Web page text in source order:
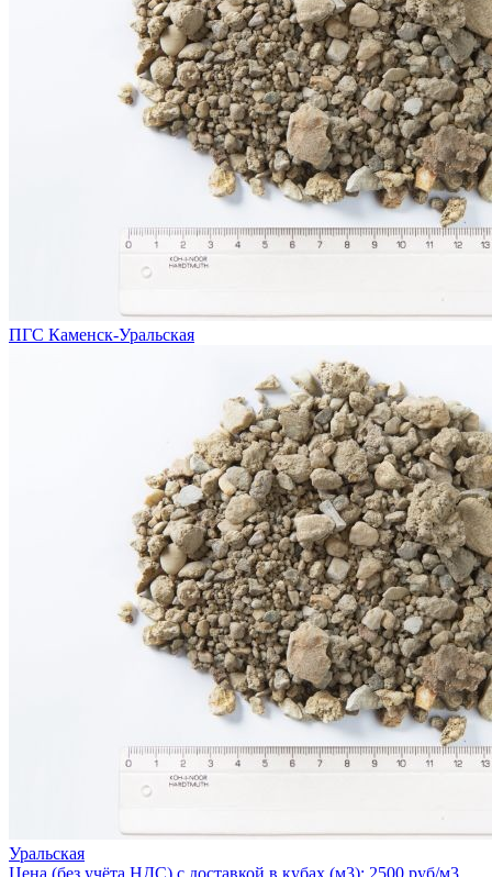
ПГС Каменск-Уральская
Уральская
Цена (без учёта НДС) с доставкой в кубах (м3): 2500 руб/м3